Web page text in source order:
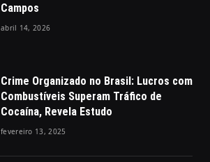
Campos
abril 14, 2026
Crime Organizado no Brasil: Lucros com
Combustíveis Superam Tráfico de
Cocaína, Revela Estudo
fevereiro 13, 2025